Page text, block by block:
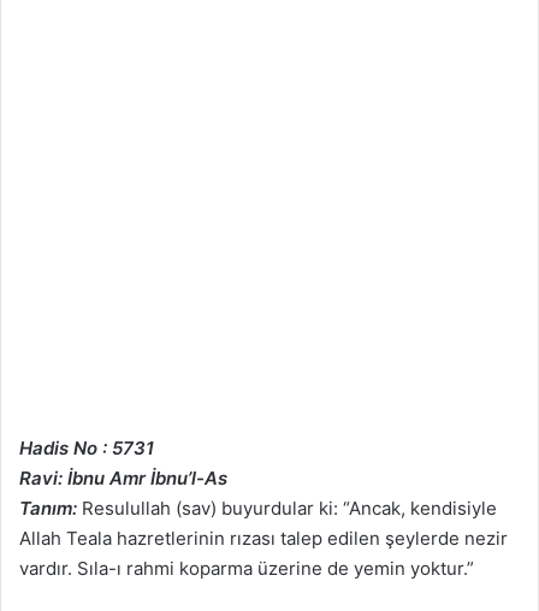
Hadis No : 5731
Ravi: İbnu Amr İbnu’l-As
Tanım: Resulullah (sav) buyurdular ki: “Ancak, kendisiyle
Allah Teala hazretlerinin rızası talep edilen şeylerde nezir
vardır. Sıla-ı rahmi koparma üzerine de yemin yoktur.”